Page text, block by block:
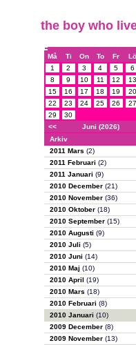
the boy who
Må Ti On To Fr Lö
1
2 3 4 5 6
8
9 10 11 12 13
15
16 17 18 19 20
22
23 24 25 26 27
29
30
<<
Juni (2026)
Arkiv
2011 Mars (2)
2011 Februari (2)
2011 Januari (9)
2010 December (21)
2010 November (36)
2010 Oktober (18)
2010 September (15)
2010 Augusti (9)
2010 Juli (5)
2010 Juni (14)
2010 Maj (10)
2010 April (19)
2010 Mars (18)
2010 Februari (8)
2010 Januari (10)
2009 December (8)
2009 November (13)